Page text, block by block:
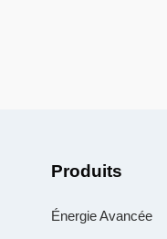
Produits
Énergie Avancée